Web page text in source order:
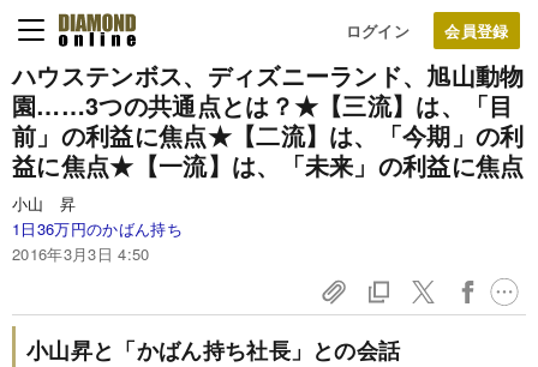
ログイン
ハウステンボス、ディズニーランド、 旭山動物
園……3つの共通点とは？★【三流】は、「目
前」の利益に焦点★【二流】は、「今期」の利
益に焦点★【一流】は、「未来」の利益に焦点
小山 昇
1日36万円のかばん持ち
2016年3月3日 4:50
小山昇と「かばん持ち社長」との会話